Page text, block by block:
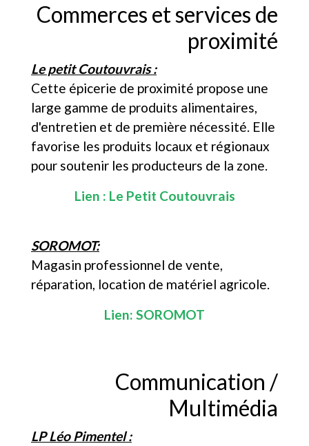
Commerces et services de
proximité
Le petit Coutouvrais :
Cette épicerie de proximité propose une
large gamme de produits alimentaires,
d'entretien et de première nécessité. Elle
favorise les produits locaux et régionaux
pour soutenir les producteurs de la zone.
Lien : Le Petit Coutouvrais
SOROMOT:
Magasin professionnel de vente,
réparation, location de matériel agricole.
Lien: SOROMOT
Communication /
Multimédia
LP Léo Pimentel :